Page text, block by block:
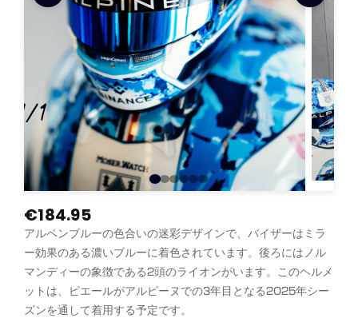
€184.95
アルペンブルーの色合いの迷彩デザインで、バイザーはミラ
ー効果のある濃いブルーに着色されています。後ろにはノル
マンディーの象徴である2頭のライオンがいます。このヘルメ
ットは、ピエールがアルピーヌでの3年目となる2025年シー
ズンを通して着用する予定です。